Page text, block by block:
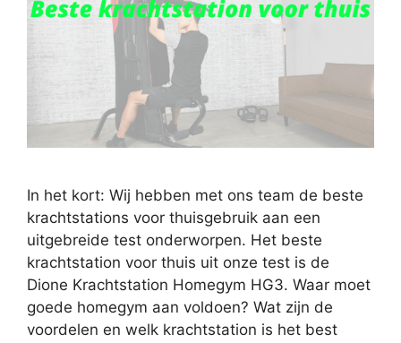
In het kort: Wij hebben met ons team de beste
krachtstations voor thuisgebruik aan een
uitgebreide test onderworpen. Het beste
krachtstation voor thuis uit onze test is de
Dione Krachtstation Homegym HG3. Waar moet
goede homegym aan voldoen? Wat zijn de
voordelen en welk krachtstation is het best